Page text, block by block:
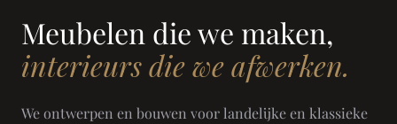
Meubelen die we maken,
interieurs die we afwerken.
We ontwerpen en bouwen voor landelijke en klassieke